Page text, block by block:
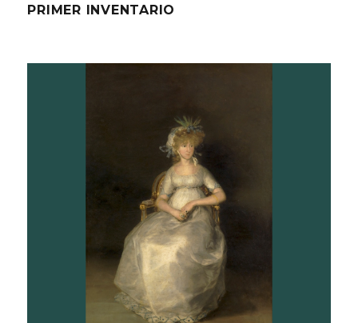
PRIMER INVENTARIO